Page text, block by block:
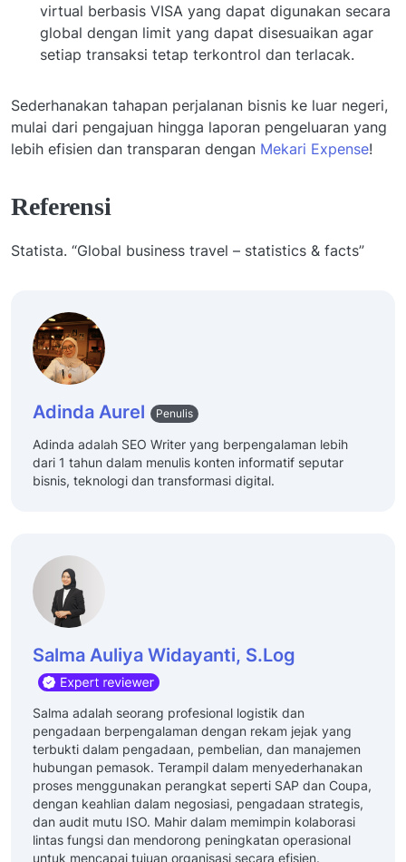
virtual berbasis VISA yang dapat digunakan secara
global dengan limit yang dapat disesuaikan agar
setiap transaksi tetap terkontrol dan terlacak.
Sederhanakan tahapan perjalanan bisnis ke luar negeri,
mulai dari pengajuan hingga laporan pengeluaran yang
lebih efisien dan transparan dengan Mekari Expense!
Referensi
Statista. “Global business travel – statistics & facts”
Adinda Aurel Penulis
Adinda adalah SEO Writer yang berpengalaman lebih
dari 1 tahun dalam menulis konten informatif seputar
bisnis, teknologi dan transformasi digital.
Salma Auliya Widayanti, S.Log
Salma adalah seorang profesional logistik dan
pengadaan berpengalaman dengan rekam jejak yang
terbukti dalam pengadaan, pembelian, dan manajemen
hubungan pemasok. Terampil dalam menyederhanakan
proses menggunakan perangkat seperti SAP dan Coupa,
dengan keahlian dalam negosiasi, pengadaan strategis,
dan audit mutu ISO. Mahir dalam memimpin kolaborasi
lintas fungsi dan mendorong peningkatan operasional
untuk mencapai tujuan organisasi secara efisien.